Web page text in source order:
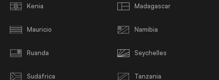
Kenia Madagascar
Mauricio Namibia
Ruanda Seychelles
Sudáfrica Tanzania